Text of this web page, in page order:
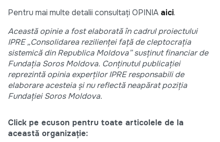
Pentru mai multe detalii consultați OPINIA aici.
Această opinie a fost elaborată în cadrul proiectului
IPRE „Consolidarea rezilienței față de cleptocrația
sistemică din Republica Moldova” susținut financiar de
Fundația Soros Moldova. Conținutul publicației
reprezintă opinia experților IPRE responsabili de
elaborare acesteia și nu reflectă neapărat poziția
Fundației Soros Moldova.
Click pe ecuson pentru toate articolele de la
această organizație: